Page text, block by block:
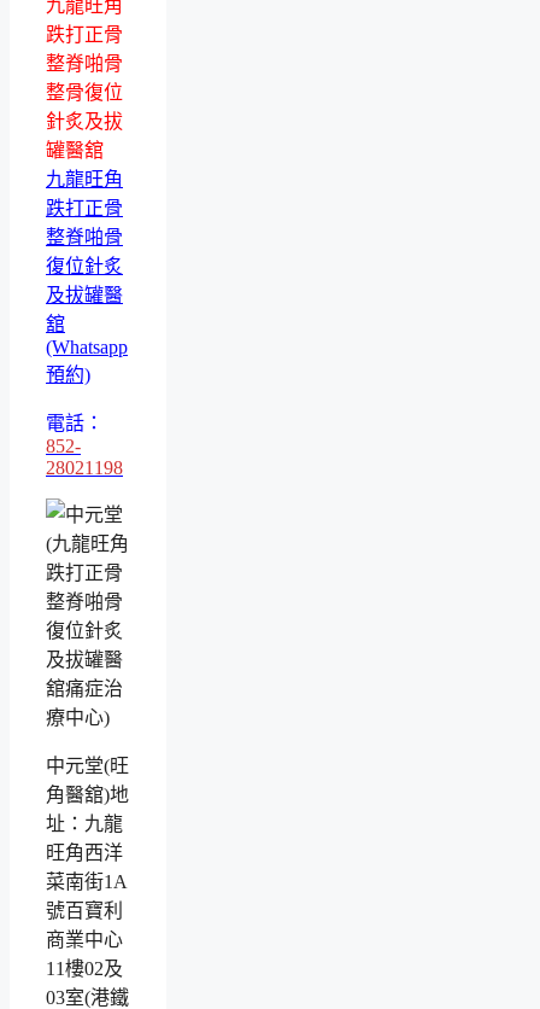
九龍旺角
跌打正骨
整脊啪骨
整骨復位
針炙及拔
罐醫舘
九龍旺角
跌打正骨
整脊啪骨
復位針炙
及拔罐醫
舘
(Whatsapp
預約)
電話：
852-
28021198
中元堂(旺
角醫舘)地
址：九龍
旺角西洋
菜南街1A
號百寶利
商業中心
11樓02及
03室(港鐵